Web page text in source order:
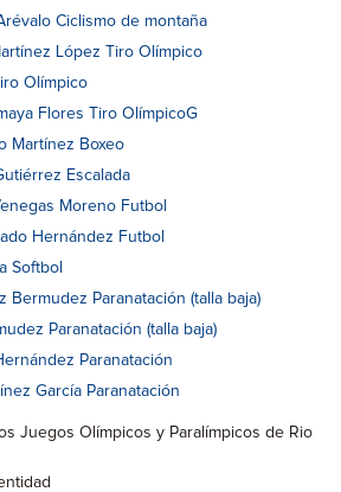
Ciclismo de montaña
López Tiro Olímpico
Olímpico
Flores Tiro OlímpicoG
Martínez Boxeo
Escalada
Moreno Futbol
Hernández Futbol
Softbol
Bermudez Paranatación (talla baja)
Paranatación (talla baja)
Paranatación
García Paranatación
Juegos Olímpicos y Paralímpicos de Rio